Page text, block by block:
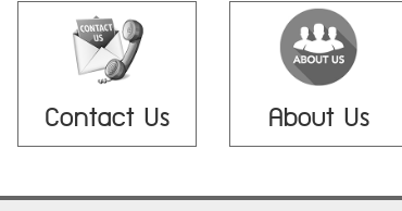
Contact Us About Us